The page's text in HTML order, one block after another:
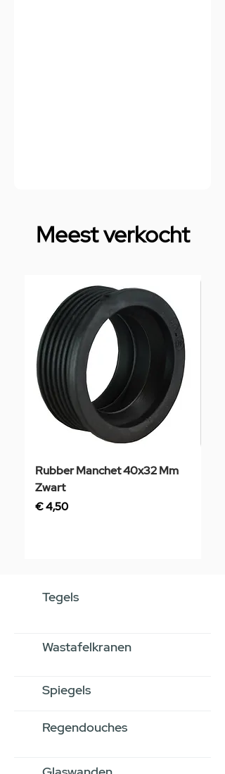
Meest verkocht
Rubber Manchet 40x32 Mm
Zwart
Prijs
€ 4,50
Tegels
Wastafelkranen
Spiegels
Regendouches